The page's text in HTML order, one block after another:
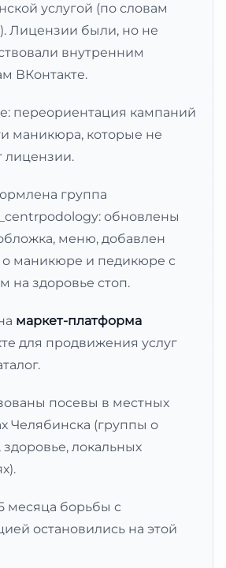
услугой (по словам
Лицензии были, но не
внутренним
ВКонтакте.
переориентация кампаний
маникюра, которые не
лицензии.
группа
обновлены
меню, добавлен
о маникюре и педикюре с
на здоровье стоп.
маркет-платформа
для продвижения услуг
посевы в местных
Челябинска (группы о
здоровье, локальных
месяца борьбы с
остановились на этой